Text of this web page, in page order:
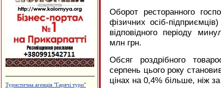
Будцентр "Деніго"
Оборот ресторанного
фізичних осіб-
відповідного періоду
млн грн.
Обсяг роздрібного
серпень цього року
цінах на 0,4% більше, ніж за